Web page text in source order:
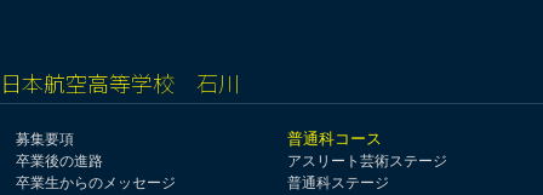
日本航空高等学校 石川
募集要項
卒業後の進路
卒業生からのメッセージ
普通科コース
アスリート芸術ステージ
普通科ステージ